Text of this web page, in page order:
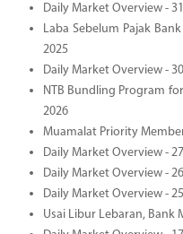
Daily Market Overview -
Laba Sebelum Pajak
2025
Daily Market Overview -
NTB Bundling Program
2026
Muamalat Priority
Daily Market Overview -
Daily Market Overview -
Daily Market Overview -
Usai Libur Lebaran, Bank